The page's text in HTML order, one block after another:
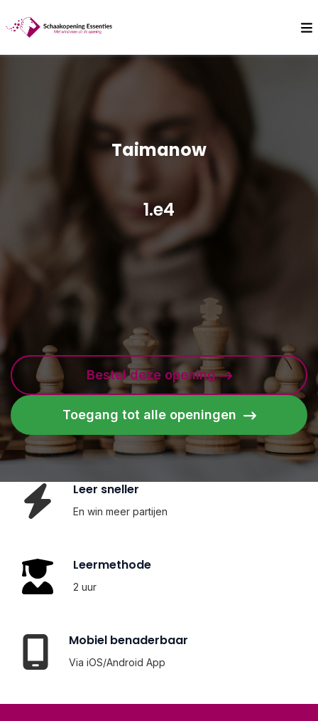
Taimanow
1.e4
Bestel deze opening
Toegang tot alle openingen
Leer sneller
En win meer partijen
Leermethode
2 uur
Mobiel benaderbaar
Via iOS/Android App